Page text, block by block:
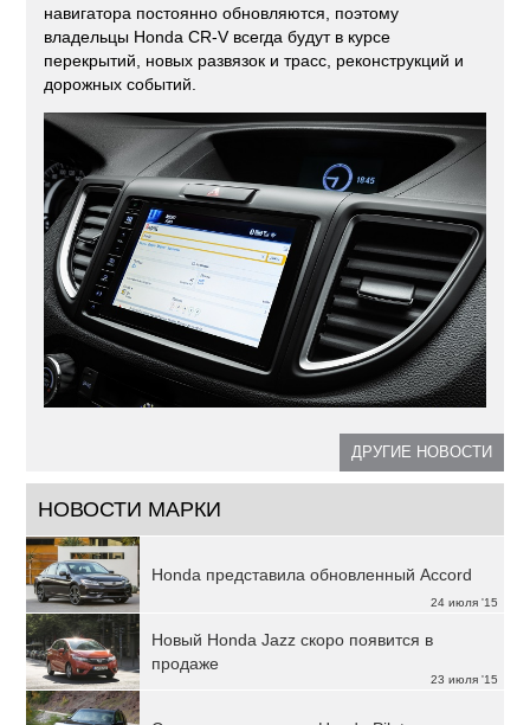
навигатора постоянно обновляются, поэтому
владельцы Honda CR-V всегда будут в курсе
перекрытий, новых развязок и трасс, реконструкций и
дорожных событий.
ДРУГИЕ НОВОСТИ
НОВОСТИ МАРКИ
24 июля '15
Honda представила обновленный Accord
23 июля '15
Новый Honda Jazz скоро появится в
продаже